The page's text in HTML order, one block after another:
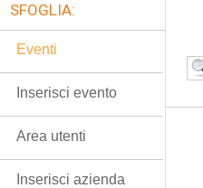
SFOGLIA:
Eventi
Inserisci evento
Area utenti
Inserisci azienda